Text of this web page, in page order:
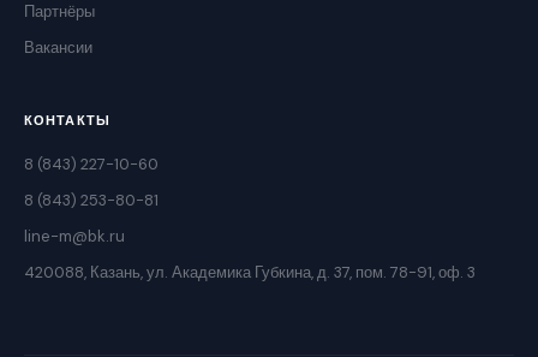
Партнёры
Вакансии
КОНТАКТЫ
8 (843) 227-10-60
8 (843) 253-80-81
line-m@bk.ru
420088, Казань, ул. Академика Губкина, д. 37, пом. 78-91, оф. 3